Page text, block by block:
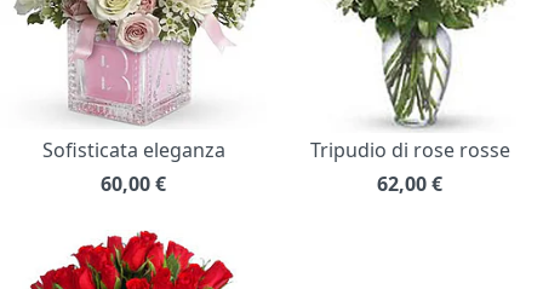
Sofisticata eleganza
60,00€
Tripudio di rose rosse
62,00€